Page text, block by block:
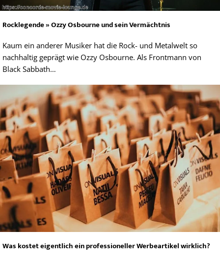
Rocklegende » Ozzy Osbourne und sein Vermächtnis
Kaum ein anderer Musiker hat die Rock- und Metalwelt so
nachhaltig geprägt wie Ozzy Osbourne. Als Frontmann von
Black Sabbath…
Was kostet eigentlich ein professioneller Werbeartikel wirklich?